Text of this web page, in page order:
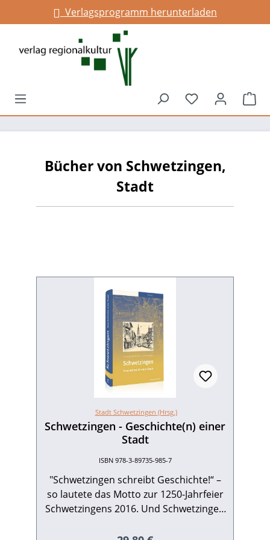
springenVerlagsprogramm herunterladen
Du hast 0
Bücher von Schwetzingen,
Stadt
Stadt Schwetzingen (Hrsg.)
Schwetzingen - Geschichte(n) einer
Stadt
ISBN 978-3-89735-985-7
"Schwetzingen schreibt Geschichte!“ –
so lautete das Motto zur 1250-Jahrfeier
Schwetzingens 2016. Und Schwetzingen